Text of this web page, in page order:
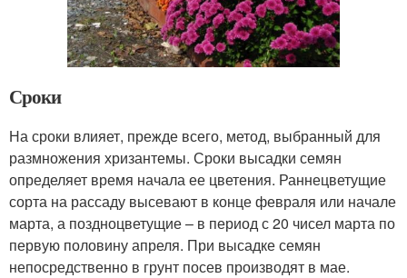
Сроки
На сроки влияет, прежде всего, метод, выбранный для
размножения хризантемы. Сроки высадки семян
определяет время начала ее цветения. Раннецветущие
сорта на рассаду высевают в конце февраля или начале
марта, а поздноцветущие – в период с 20 чисел марта по
первую половину апреля. При высадке семян
непосредственно в грунт посев производят в мае.